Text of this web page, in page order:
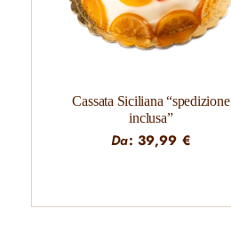
Cassata Siciliana “spedizione
inclusa”
Da:39,99 €